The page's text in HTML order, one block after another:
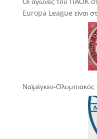
Europa League είναι
Ναϊμέγκεν-